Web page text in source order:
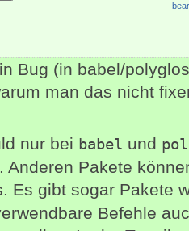
Bug (in babel/
man das nicht
nur bei babel und
Anderen Pakete
Es gibt sogar Pakete
Befehle